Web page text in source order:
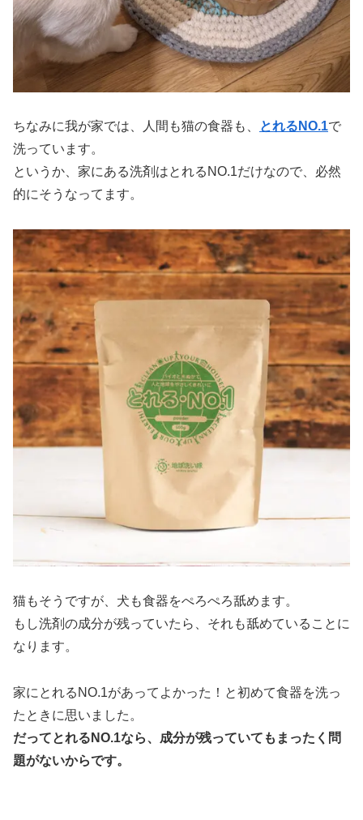
ちなみに我が家では、人間も猫の食器も、 とれるNO.1で
洗っています。
というか、家にある洗剤はとれるNO.1だけなので、必然
的にそうなってます。
猫もそうですが、犬も食器をぺろぺろ舐めます。
もし洗剤の成分が残っていたら、それも舐めていることに
なります。
家にとれるNO.1があってよかった！と初めて食器を洗っ
たときに思いました。
だってとれるNO.1なら、成分が残っていてもまったく問
題がないからです。